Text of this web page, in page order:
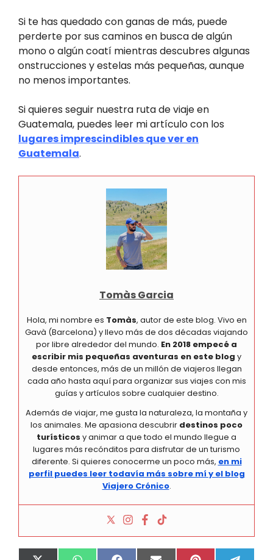
Si te has quedado con ganas de más, puede
perderte por sus caminos en busca de algún
mono o algún coatí mientras descubres algunas
onstrucciones y estelas más pequeñas, aunque
no menos importantes.
Si quieres seguir nuestra ruta de viaje en
Guatemala, puedes leer mi artículo con los
lugares imprescindibles que ver en
Guatemala.
Tomàs Garcia
Hola, mi nombre es Tomàs, autor de este blog. Vivo en
Gavà (Barcelona) y llevo más de dos décadas viajando
por libre alrededor del mundo. En 2018 empecé a
escribir mis pequeñas aventuras en este blog y
desde entonces, más de un millón de viajeros llegan
cada año hasta aquí para organizar sus viajes con mis
guías y artículos sobre cualquier destino.
Además de viajar, me gusta la naturaleza, la montaña y
los animales. Me apasiona descubrir destinos poco
turísticos y animar a que todo el mundo llegue a
lugares más recónditos para disfrutar de un turismo
diferente. Si quieres conocerme un poco más, en mi
perfil puedes leer todavía más sobre mí y el blog
Viajero Crónico.